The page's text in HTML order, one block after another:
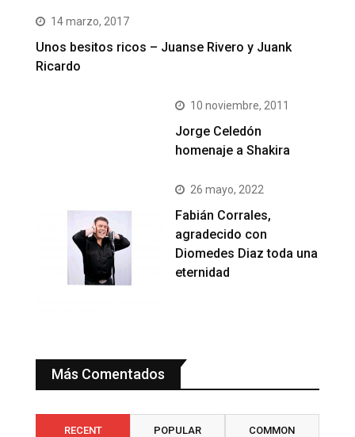
14 marzo, 2017
Unos besitos ricos – Juanse Rivero y Juank
Ricardo
10 noviembre, 2011
Jorge Celedón
homenaje a Shakira
26 mayo, 2022
Fabián Corrales,
agradecido con
Diomedes Diaz toda una
eternidad
Más Comentados
RECENT POPULAR COMMON